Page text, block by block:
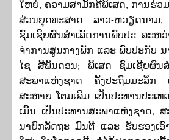
ໃຫຍ່, ຄວາມສາມັກຄີພິເສດ, ການຮ່ວ
ສ່ວນຍຸດທະສາດ ລາວ-ຫວຽດນາ
ຊົມເຊີຍຜົນສໍາເລັດການພົບປະ ລະຫ
ຈໍາການສູນກາງພັກ ແລະ ພົບປະກັບ
ໄຊ ສີພັນດອນ; ພິເສດ ຊົມເຊີຍຜົນສໍ
ສະພາແຫ່ງຊາດ ຄັ້ງປະຖົມມະລຶກ ເ
ສະຫາຍ ໂຕມເລີມ ເປັນປະທານປະເ
ເມີ້ນ ເປັນປະທານສະພາແຫ່ງຊາດ,
ນາຍົກລັດຖະ ມົນຕີ ແລະ ຮັບຮອງເອົ